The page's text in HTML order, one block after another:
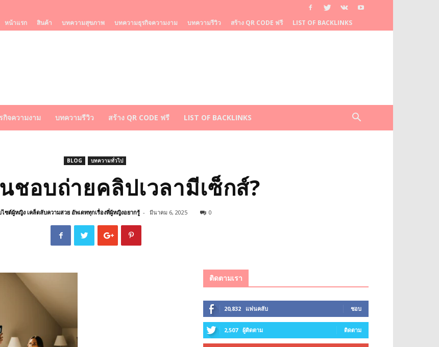
หน้าแรก สินค้า บทความสุขภาพ บทความธุรกิจความงาม บทความรีวิว สร้าง QR CODE ฟรี LIST OF BACKLINKS
จความงาม บทความรีวิว สร้าง QR CODE ฟรี LIST OF BACKLINKS
BLOG บทความทั่วไป
ชอบถ่ายคลิปเวลามีเซ็กส์?
ไซต์ผู้หญิง เคล็ดลับความสวย อัพเดททุกเรื่องที่ผู้หญิงอยากรู้ - มีนาคม 6, 2025 0
ติดตามเรา
20,832 แฟนคลับ ชอบ
2,507 ผู้ติดตาม ติดตาม